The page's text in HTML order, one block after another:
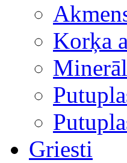
Korķa
Griesti